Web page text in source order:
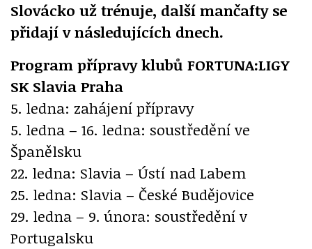
Slovácko už trénuje, další mančafty se
přidají v následujících dnech.
Program přípravy klubů FORTUNA:LIGY
SK Slavia Praha
5. ledna: zahájení přípravy
5. ledna – 16. ledna: soustředění ve
Španělsku
22. ledna: Slavia – Ústí nad Labem
25. ledna: Slavia – České Budějovice
29. ledna – 9. února: soustředění v
Portugalsku